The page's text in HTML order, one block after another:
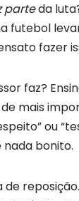
parteda
futebol
fazer
faz?
mais
ou
nada bonito.